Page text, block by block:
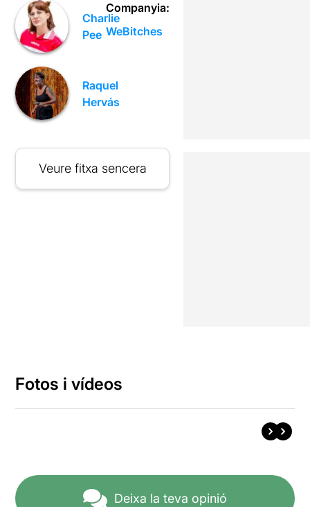
Charlie
Pee
Raquel
Hervás
Companyia:
WeBitches
Veure fitxa sencera
Fotos i vídeos
Deixa la teva opinió